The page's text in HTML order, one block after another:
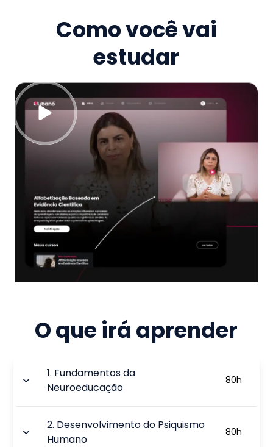
Como você vai
estudar
O que irá aprender
1. Fundamentos da
Neuroeducação
80h
2. Desenvolvimento do Psiquismo
Humano
80h